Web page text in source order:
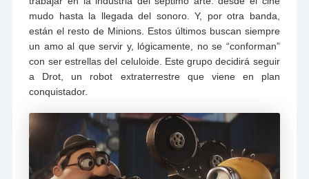
mudo hasta la llegada del sonoro. Y, por otra banda,
están el resto de Minions. Estos últimos buscan siempre
un amo al que servir y, lógicamente, no se “conforman”
con ser estrellas del celuloide. Este grupo decidirá seguir
a Drot, un robot extraterrestre que viene en plan
conquistador.